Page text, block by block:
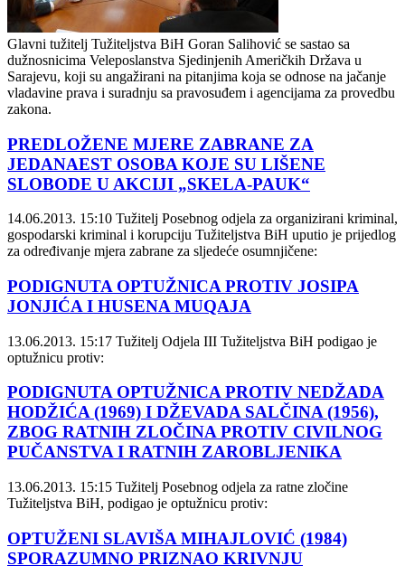
Glavni tužitelj Tužiteljstva BiH Goran Salihović se sastao sa
dužnosnicima Veleposlanstva Sjedinjenih Američkih Država u
Sarajevu, koji su angažirani na pitanjima koja se odnose na jačanje
vladavine prava i suradnju sa pravosuđem i agencijama za provedbu
zakona.
PREDLOŽENE MJERE ZABRANE ZA
JEDANAEST OSOBA KOJE SU LIŠENE
SLOBODE U AKCIJI „SKELA-PAUK“
14.06.2013. 15:10 Tužitelj Posebnog odjela za organizirani kriminal,
gospodarski kriminal i korupciju Tužiteljstva BiH uputio je prijedlog
za određivanje mjera zabrane za sljedeće osumnjičene:
PODIGNUTA OPTUŽNICA PROTIV JOSIPA
JONJIĆA I HUSENA MUQAJA
13.06.2013. 15:17 Tužitelj Odjela III Tužiteljstva BiH podigao je
optužnicu protiv:
PODIGNUTA OPTUŽNICA PROTIV NEDŽADA
HODŽIĆA (1969) I DŽEVADA SALČINA (1956),
ZBOG RATNIH ZLOČINA PROTIV CIVILNOG
PUČANSTVA I RATNIH ZAROBLJENIKA
13.06.2013. 15:15 Tužitelj Posebnog odjela za ratne zločine
Tužiteljstva BiH, podigao je optužnicu protiv:
OPTUŽENI SLAVIŠA MIHAJLOVIĆ (1984)
SPORAZUMNO PRIZNAO KRIVNJU